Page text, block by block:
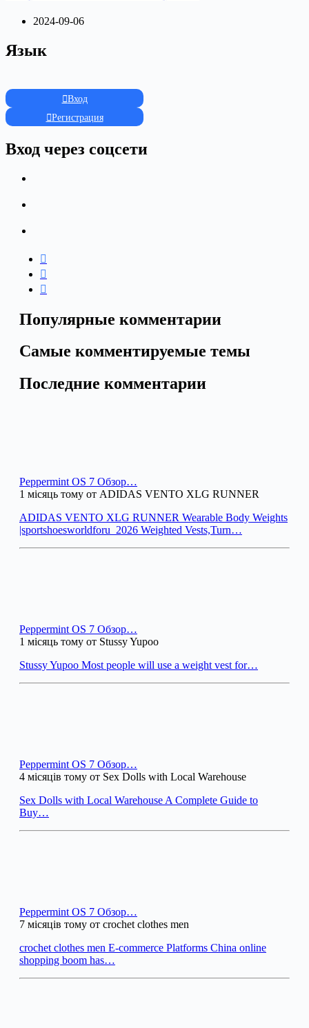
2024-09-06
Язык
Вход
Регистрация
Вход через соцсети
Популярные комментарии
Самые комментируемые темы
Последние комментарии
Peppermint OS 7 Обзор…
1 місяць тому от ADIDAS VENTO XLG RUNNER
ADIDAS VENTO XLG RUNNER Wearable Body Weights
|sportshoesworldforu_2026 Weighted Vests,Turn…
Peppermint OS 7 Обзор…
1 місяць тому от Stussy Yupoo
Stussy Yupoo Most people will use a weight vest for…
Peppermint OS 7 Обзор…
4 місяців тому от Sex Dolls with Local Warehouse
Sex Dolls with Local Warehouse A Complete Guide to
Buy…
Peppermint OS 7 Обзор…
7 місяців тому от crochet clothes men
crochet clothes men E-commerce Platforms China online
shopping boom has…